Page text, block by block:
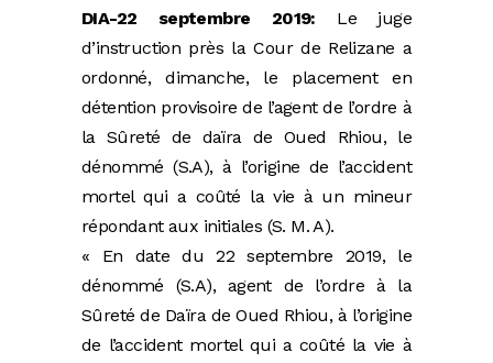
DIA-22 septembre 2019: Le juge
d’instruction près la Cour de Relizane a
ordonné, dimanche, le placement en
détention provisoire de l’agent de l’ordre à
la Sûreté de daïra de Oued Rhiou, le
dénommé (S.A), à l’origine de l’accident
mortel qui a coûté la vie à un mineur
répondant aux initiales (S. M. A).
« En date du 22 septembre 2019, le
dénommé (S.A), agent de l’ordre à la
Sûreté de Daïra de Oued Rhiou, à l’origine
de l’accident mortel qui a coûté la vie à